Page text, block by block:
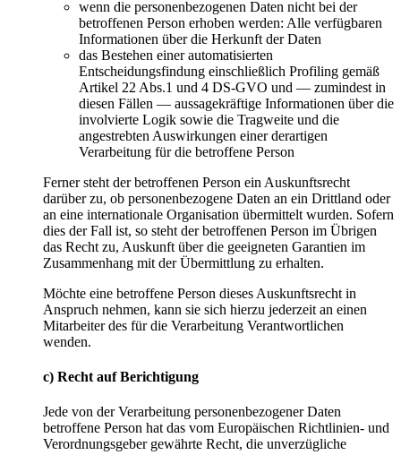
wenn die personenbezogenen Daten nicht bei der
betroffenen Person erhoben werden: Alle verfügbaren
Informationen über die Herkunft der Daten
das Bestehen einer automatisierten
Entscheidungsfindung einschließlich Profiling gemäß
Artikel 22 Abs.1 und 4 DS-GVO und — zumindest in
diesen Fällen — aussagekräftige Informationen über die
involvierte Logik sowie die Tragweite und die
angestrebten Auswirkungen einer derartigen
Verarbeitung für die betroffene Person
Ferner steht der betroffenen Person ein Auskunftsrecht
darüber zu, ob personenbezogene Daten an ein Drittland oder
an eine internationale Organisation übermittelt wurden. Sofern
dies der Fall ist, so steht der betroffenen Person im Übrigen
das Recht zu, Auskunft über die geeigneten Garantien im
Zusammenhang mit der Übermittlung zu erhalten.
Möchte eine betroffene Person dieses Auskunftsrecht in
Anspruch nehmen, kann sie sich hierzu jederzeit an einen
Mitarbeiter des für die Verarbeitung Verantwortlichen
wenden.
c) Recht auf Berichtigung
Jede von der Verarbeitung personenbezogener Daten
betroffene Person hat das vom Europäischen Richtlinien- und
Verordnungsgeber gewährte Recht, die unverzügliche